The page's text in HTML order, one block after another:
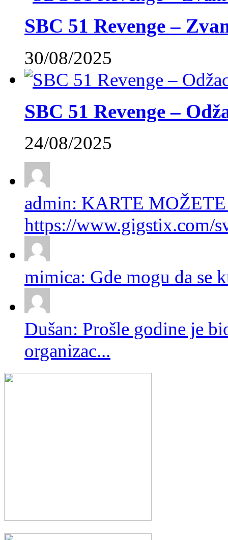
SBC 51 Revenge –
30/08/2025
SBC 51 Revenge –
24/08/2025
admin: KARTE
https://www.gigstix.com/
mimica: Gde mogu da se
Dušan: Prošle godine je
organizac...